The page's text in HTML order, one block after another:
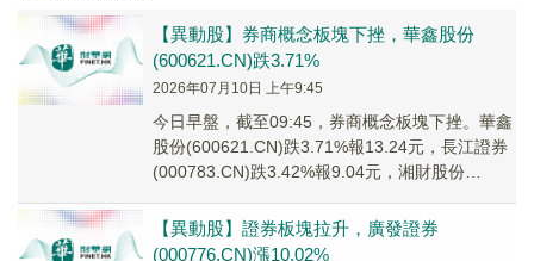
【異動股】券商概念板塊下挫，華鑫股份
(600621.CN)跌3.71%
2026年07月10日 上午9:45
今日早盤，截至09:45，券商概念板塊下挫。華鑫
股份(600621.CN)跌3.71%報13.24元，長江證券
(000783.CN)跌3.42%報9.04元，湘財股份
【異動股】證券板塊拉升，廣發證券
(000776.CN)漲10.02%